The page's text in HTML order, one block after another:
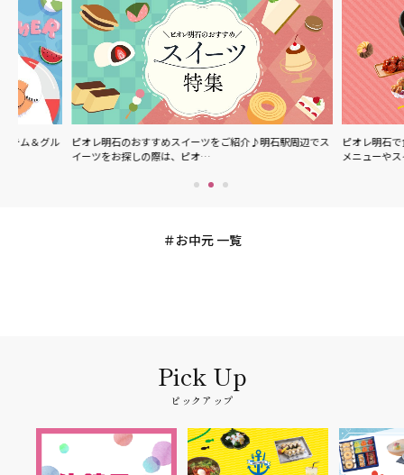
ピオレ明石のおすすめスイーツをご紹介♪明石駅周辺でス
イーツをお探しの際は、ピオ…
ピオレ明石で食べられ
メニューやスイーツな
お中元 一覧
ピックアップ